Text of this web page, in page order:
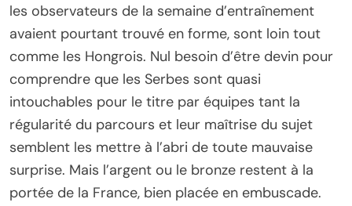
les observateurs de la semaine d’entraînement
avaient pourtant trouvé en forme, sont loin tout
comme les Hongrois. Nul besoin d’être devin pour
comprendre que les Serbes sont quasi
intouchables pour le titre par équipes tant la
régularité du parcours et leur maîtrise du sujet
semblent les mettre à l’abri de toute mauvaise
surprise. Mais l’argent ou le bronze restent à la
portée de la France, bien placée en embuscade.